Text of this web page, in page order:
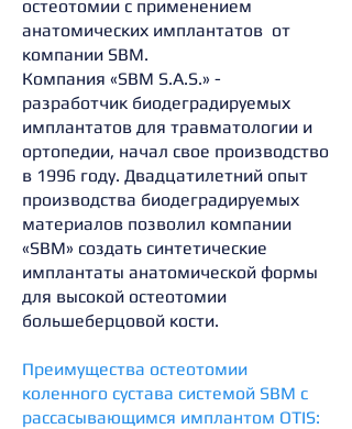
остеотомии с применением
анатомических имплантатов от
компании SBM.
Компания «SBM S.A.S.» -
разработчик биодеградируемых
имплантатов для травматологии и
ортопедии, начал свое производство
в 1996 году. Двадцатилетний опыт
производства биодеградируемых
материалов позволил компании
«SBM» создать синтетические
имплантаты анатомической формы
для высокой остеотомии
большеберцовой кости.
Преимущества остеотомии
коленного сустава системой SBM с
рассасывающимся имплантом OTIS: